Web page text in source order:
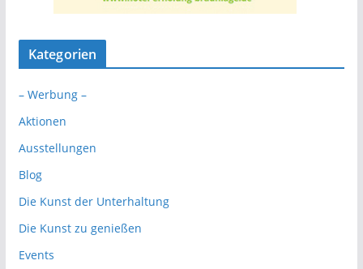
Kategorien
– Werbung –
Aktionen
Ausstellungen
Blog
Die Kunst der Unterhaltung
Die Kunst zu genießen
Events